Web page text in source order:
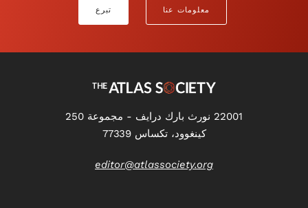
معلومات عنا تبرع
22001 نورث بارك درايف - مجموعة 250
كينغوود، تكساس 77339
editor@atlassociety.org